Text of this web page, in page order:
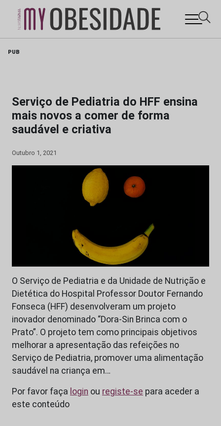
PUB
Serviço de Pediatria do HFF ensina
mais novos a comer de forma
saudável e criativa
Outubro 1, 2021
O Serviço de Pediatria e da Unidade de Nutrição e
Dietética do Hospital Professor Doutor Fernando
Fonseca (HFF) desenvolveram um projeto
inovador denominado “Dora-Sin Brinca com o
Prato”. O projeto tem como principais objetivos
melhorar a apresentação das refeições no
Serviço de Pediatria, promover uma alimentação
saudável na criança em…
Por favor faça login ou registe-se para aceder a
este conteúdo